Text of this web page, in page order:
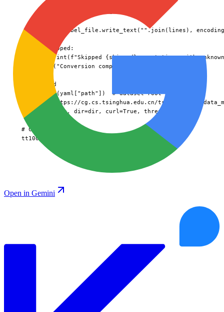
          # Write label file
          if lines:
label_file.write_text("".join(lines),
      if skipped:
print(f"Skipped {skipped} annotations with
      print("Conversion complete!")
  # Download
  dir = Path(yaml["path"])  # dataset root dir
urls = ["https://cg.cs.tsinghua.edu.cn/traffic-sign/
  download(urls, dir=dir, curl=True, threads=1)
  # Convert
  tt100k2yolo(dir)
Open in Gemini